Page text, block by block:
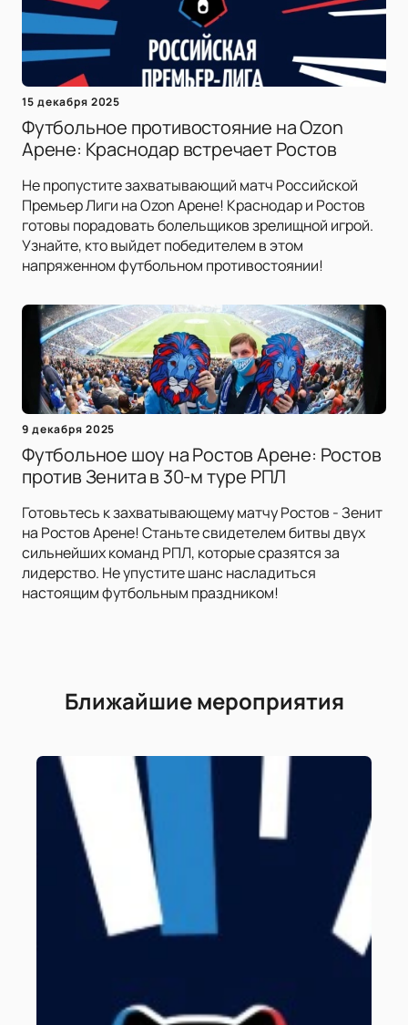
15 декабря 2025
Футбольное противостояние на Ozon
Арене: Краснодар встречает Ростов
Не пропустите захватывающий матч Российской
Премьер Лиги на Ozon Арене! Краснодар и Ростов
готовы порадовать болельщиков зрелищной игрой.
Узнайте, кто выйдет победителем в этом
напряженном футбольном противостоянии!
9 декабря 2025
Футбольное шоу на Ростов Арене: Ростов
против Зенита в 30-м туре РПЛ
Готовьтесь к захватывающему матчу Ростов - Зенит
на Ростов Арене! Станьте свидетелем битвы двух
сильнейших команд РПЛ, которые сразятся за
лидерство. Не упустите шанс насладиться
настоящим футбольным праздником!
Ближайшие мероприятия